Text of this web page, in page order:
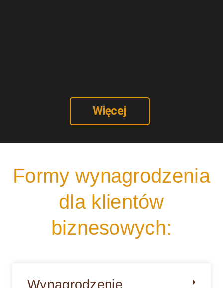
Więcej
Formy wynagrodzenia
dla klientów
biznesowych:
Wynagrodzenie